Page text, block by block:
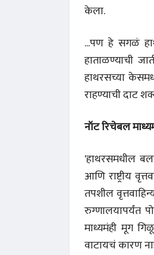
केला.
...पण हे सगळं
हाताळण्याची
हाथरसच्या
राहण्याची दाट
नॉट रिचेबल
'हाथरसमधील
आणि राष्ट्रीय
तपशील
रुग्णालयापर्यंत
माध्यमंही मूग
वाटायचं कारण